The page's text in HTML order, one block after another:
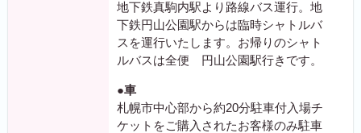
地下鉄真駒内駅より路線バス運行。地
下鉄円山公園駅からは臨時シャトルバ
スを運行いたします。お帰りのシャト
ルバスは全便 円山公園駅行きです。
●車
札幌市中心部から約20分駐車付入場チ
ケットをご購入されたお客様のみ駐車